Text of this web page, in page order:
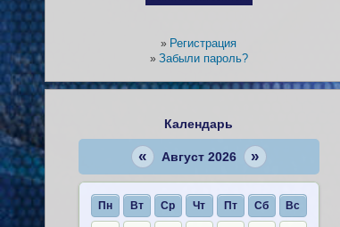
» Регистрация
» Забыли пароль?
Календарь
« Август 2026 »
Пн Вт Ср Чт Пт Сб Вс